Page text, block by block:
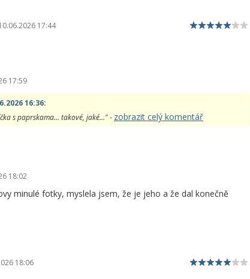
17:44
17:59
16:36:
s paprskama... takové, jaké..." - zobrazit celý komentář
18:02
minulé fotky, myslela jsem, že je jeho a že dal konečně
18:06